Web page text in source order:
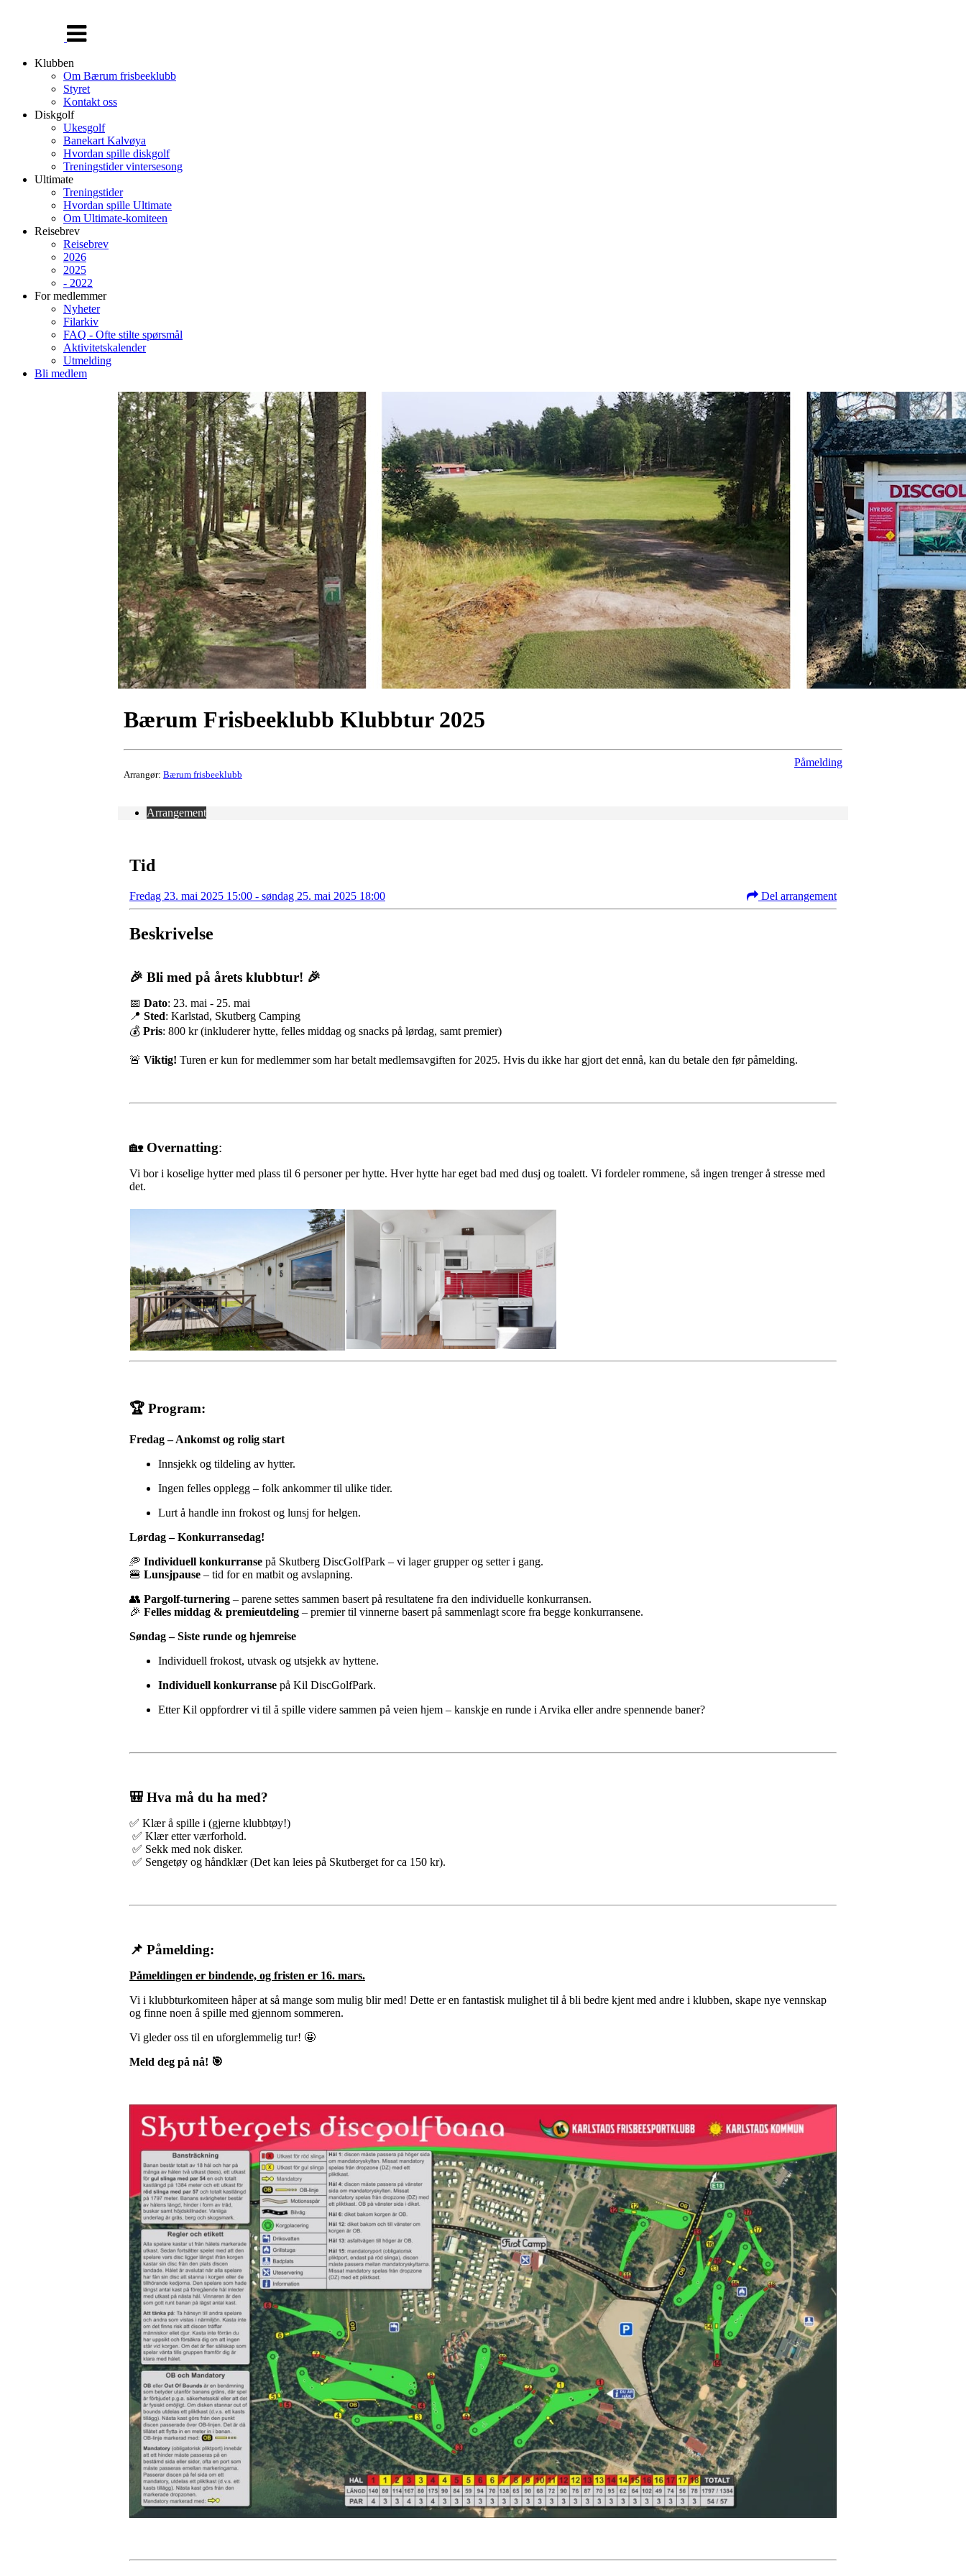
navigasjon
Klubben
Om Bærum frisbeeklubb
Styret
Kontakt oss
Diskgolf
Ukesgolf
Banekart Kalvøya
Hvordan spille diskgolf
Treningstider vintersesong
Ultimate
Treningstider
Hvordan spille Ultimate
Om Ultimate-komiteen
Reisebrev
Reisebrev
2026
2025
- 2022
For medlemmer
Nyheter
Filarkiv
FAQ - Ofte stilte spørsmål
Aktivitetskalender
Utmelding
Bli medlem
Bærum Frisbeeklubb Klubbtur 2025
Arrangør: Bærum frisbeeklubb
Påmelding
Arrangement
Tid
Fredag 23. mai 2025 15:00 - søndag 25. mai 2025 18:00 Del arrangement
Beskrivelse
🎉 Bli med på årets klubbtur! 🎉
📅 Dato: 23. mai - 25. mai
📍 Sted: Karlstad, Skutberg Camping
💰 Pris: 800 kr (inkluderer hytte, felles middag og snacks på lørdag, samt premier)
🚨 Viktig! Turen er kun for medlemmer som har betalt medlemsavgiften for 2025. Hvis du ikke har gjort det ennå, kan du betale den før påmelding.
🏡 Overnatting:
Vi bor i koselige hytter med plass til 6 personer per hytte. Hver hytte har eget bad med dusj og toalett. Vi fordeler rommene, så ingen trenger å stresse med
det.
🏆 Program:
Fredag – Ankomst og rolig start
Innsjekk og tildeling av hytter.
Ingen felles opplegg – folk ankommer til ulike tider.
Lurt å handle inn frokost og lunsj for helgen.
Lørdag – Konkurransedag!
🥏 Individuell konkurranse på Skutberg DiscGolfPark – vi lager grupper og setter i gang.
🍔 Lunsjpause – tid for en matbit og avslapning.
👥 Pargolf-turnering – parene settes sammen basert på resultatene fra den individuelle konkurransen.
🎉 Felles middag & premieutdeling – premier til vinnerne basert på sammenlagt score fra begge konkurransene.
Søndag – Siste runde og hjemreise
Individuell frokost, utvask og utsjekk av hyttene.
Individuell konkurranse på Kil DiscGolfPark.
Etter Kil oppfordrer vi til å spille videre sammen på veien hjem – kanskje en runde i Arvika eller andre spennende baner?
🎒 Hva må du ha med?
✅ Klær å spille i (gjerne klubbtøy!)
✅ Klær etter værforhold.
✅ Sekk med nok disker.
✅ Sengetøy og håndklær (Det kan leies på Skutberget for ca 150 kr).
📌 Påmelding:
Påmeldingen er bindende, og fristen er 16. mars.
Vi i klubbturkomiteen håper at så mange som mulig blir med! Dette er en fantastisk mulighet til å bli bedre kjent med andre i klubben, skape nye vennskap
og finne noen å spille med gjennom sommeren.
Vi gleder oss til en uforglemmelig tur! 🤩
Meld deg på nå! 🎯